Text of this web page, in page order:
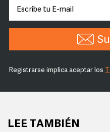
Registrarse implica aceptar los
LEE TAMBIÉN